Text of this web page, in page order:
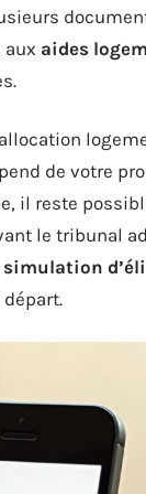
aux aides
de votre
il reste
le tribunal
simulation